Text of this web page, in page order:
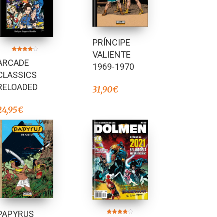
en
4.00
de 5
€
PRÍNCIPE
VALIENTE
1969-1970
31,90€